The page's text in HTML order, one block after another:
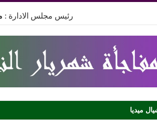
رئيس مجلس الادارة :
ميديا